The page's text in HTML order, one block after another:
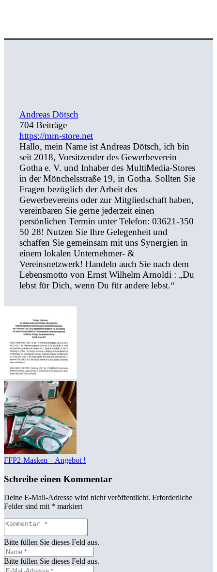
Andreas Dötsch
704 Beiträge
https://mm-store.net
Hallo, mein Name ist Andreas Dötsch, ich bin
seit 2018, Vorsitzender des Gewerbeverein
Gotha e. V. und Inhaber des MultiMedia-Stores
in der Mönchelsstraße 19, in Gotha. Sollten Sie
Fragen bezüglich der Arbeit des
Gewerbevereins oder zur Mitgliedschaft haben,
vereinbaren Sie gerne jederzeit einen
persönlichen Termin unter Telefon: 03621-350
50 28! Nutzen Sie Ihre Gelegenheit und
schaffen Sie gemeinsam mit uns Synergien in
einem lokalen Unternehmer- &
Vereinsnetzwerk! Handeln auch Sie nach dem
Lebensmotto von Ernst Wilhelm Arnoldi : „Du
lebst für Dich, wenn Du für andere lebst.“
FFP2-Masken – Angebot !
Schreibe einen Kommentar
Deine E-Mail-Adresse wird nicht veröffentlicht. Erforderliche
Felder sind mit * markiert
Bitte füllen Sie dieses Feld aus.
Bitte füllen Sie dieses Feld aus.